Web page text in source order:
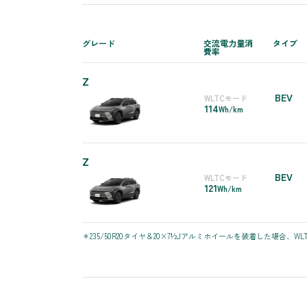
グレード 交流電力量消
費率
タイプ
Z
WLTCモード
114Wh/km
BEV
Z
WLTCモード
121Wh/km
BEV
＊235/50R20タイヤ＆20×7½Jアルミホイールを装着した場合、